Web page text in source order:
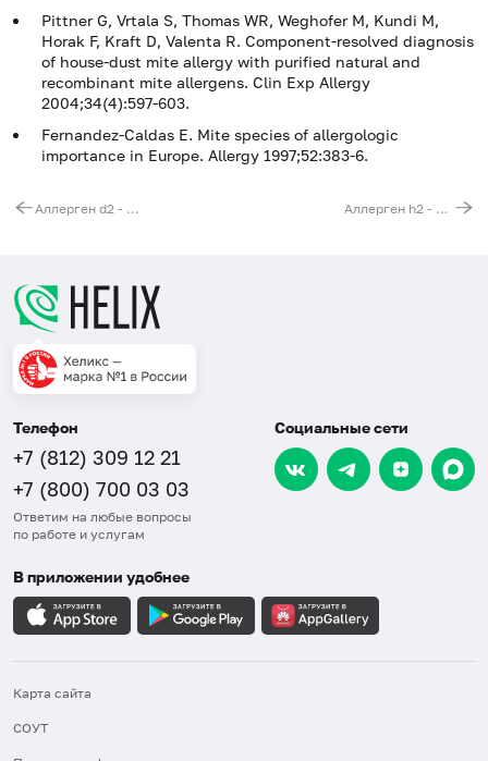
Pittner G, Vrtala S, Thomas WR, Weghofer M, Kundi M,
Horak F, Kraft D, Valenta R. Component-resolved diagnosis
of house-dust mite allergy with purified natural and
recombinant mite allergens. Clin Exp Allergy
2004;34(4):597-603.
Fernandez-Caldas E. Mite species of allergologic
importance in Europe. Allergy 1997;52:383-6.
Аллерген d2 - клещ домашней пыли Dermatophagoides farinae, IgE (ImmunoCAP) Аллерген h2 - домашняя пыль (Hollister), IgE (ImmunoCAP)
Телефон
+7 (812) 309 12 21
+7 (800) 700 03 03
Ответим на любые вопросы
по работе и услугам
Социальные сети
В приложении удобнее
Карта сайта
СОУТ